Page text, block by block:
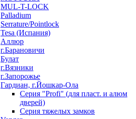
MUL-T-LOCK
Palladium
Serrature/Pointlock
Tesa (Испания)
Аллюр
г.Барановичи
Булат
г.Вязники
г.Запорожье
Гардиан, г.Йошкар-Ола
Серия "Profi" (для пласт. и алюм
дверей)
Серия тяжелых замков